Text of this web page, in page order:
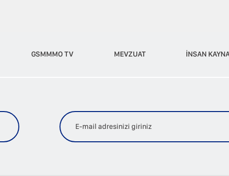
GSMMMO TV MEVZUAT İNSAN